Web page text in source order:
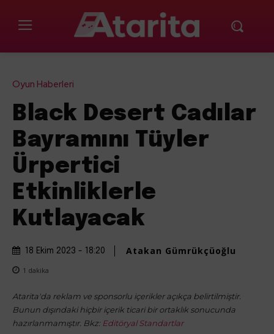
Oyun Haberleri
Black Desert Cadılar
Bayramını Tüyler
Ürpertici
Etkinliklerle
Kutlayacak
18 Ekim 2023 - 18:20 Atakan Gümrükçüoğlu
1 dakika
Atarita'da reklam ve sponsorlu içerikler açıkça belirtilmiştir.
Bunun dışındaki hiçbir içerik ticari bir ortaklık sonucunda
hazırlanmamıştır. Bkz: Editöryal Standartlar